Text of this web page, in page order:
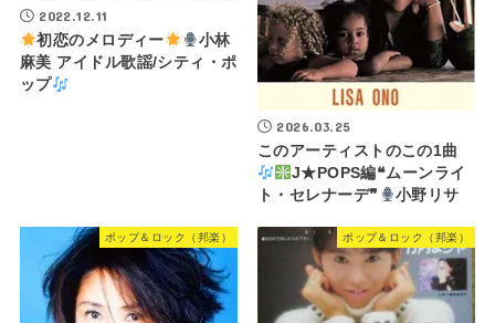
2022.12.11
初恋のメロディー
小林
麻美 アイドル歌謡/シティ・ポ
ップ
2026.03.25
このアーティストのこの1曲
J★POPS編❝ムーンライ
ト・セレナーデ❞
小野リサ
ポップ＆ロック（邦楽） ポップ＆ロック（邦楽）